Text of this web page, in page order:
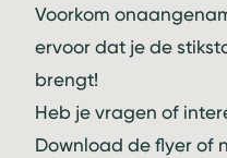
Voorkom
ervoor dat je de
brengt!
Heb je vragen of
Download de flyer of